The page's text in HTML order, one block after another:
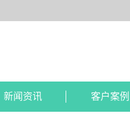
新闻资讯 客户案例